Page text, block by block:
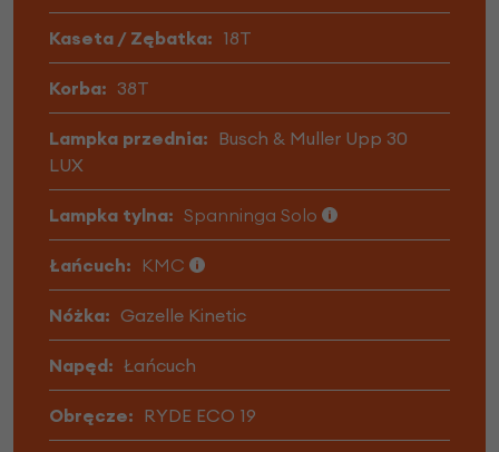
Kaseta / Zębatka: 18T
Korba: 38T
Lampka przednia: Busch & Muller Upp 30
LUX
Lampka tylna: Spanninga Solo
Łańcuch: KMC
Nóżka: Gazelle Kinetic
Napęd: Łańcuch
Obręcze: RYDE ECO 19